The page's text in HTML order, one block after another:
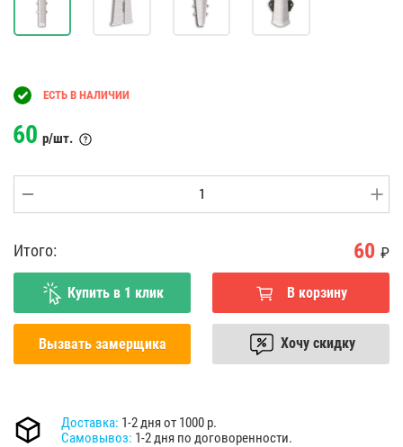
ЕСТЬ В НАЛИЧИИ
60 р/шт.
Итого: 60 ₽
Купить в 1 клик В корзину
Вызвать замерщика Хочу скидку
Доставка: 1-2 дня от 1000 р.
Самовывоз: 1-2 дня по договоренности.